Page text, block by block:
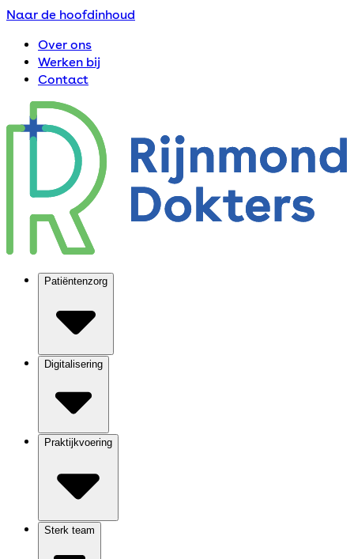
Naar de hoofdinhoud
Over ons
Werken bij
Contact
Patiëntenzorg
Digitalisering
Praktijkvoering
Sterk team